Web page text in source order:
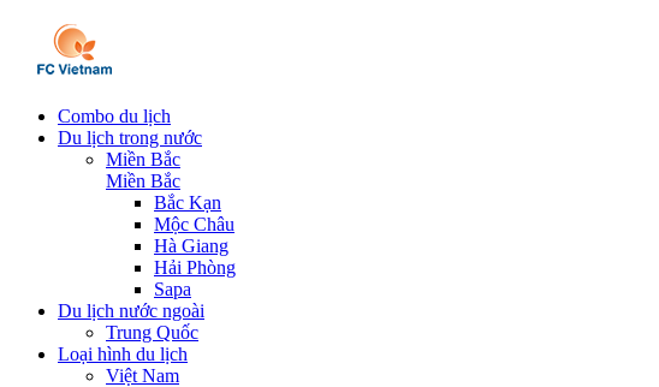
Combo du lịch
Du lịch trong nước
Miền Bắc
Miền Bắc
Bắc Kạn
Mộc Châu
Hà Giang
Hải Phòng
Sapa
Du lịch nước ngoài
Trung Quốc
Loại hình du lịch
Việt Nam